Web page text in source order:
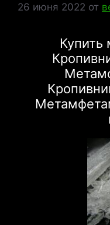
26 июня 2022 от